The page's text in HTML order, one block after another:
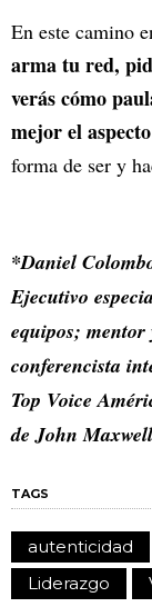
En este camino
arma tu red,
verás cómo
mejor el
forma de ser y
*Daniel
Ejecutivo
equipos;
conferencista
Top Voice
de John
TAGS
autenticidad
Liderazgo